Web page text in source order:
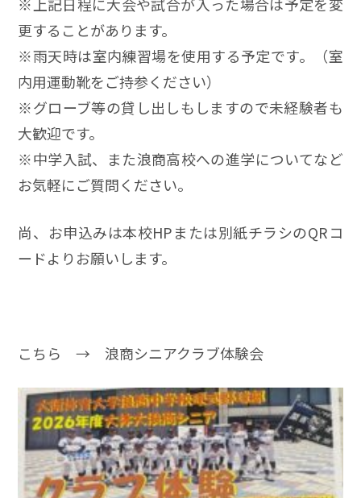
※上記日程に大会や試合が入った場合は予定を変
更することがあります。
※雨天時は室内練習場を使用する予定です。（室
内用運動靴をご持参ください）
※グローブ等の貸し出しもしますので未経験者も
大歓迎です。
※中学入試、また浪商高校への進学についてなど
お気軽にご質問ください。
尚、お申込みは本校HPまたは別紙チラシのQRコ
ードよりお願いします。
こちら →浪商シニアクラブ体験会